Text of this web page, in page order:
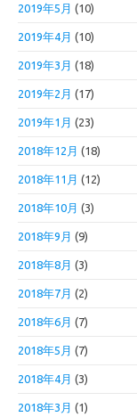
2019年5月 (10)
2019年4月 (10)
2019年3月 (18)
2019年2月 (17)
2019年1月 (23)
2018年12月 (18)
2018年11月 (12)
2018年10月 (3)
2018年9月 (9)
2018年8月 (3)
2018年7月 (2)
2018年6月 (7)
2018年5月 (7)
2018年4月 (3)
2018年3月 (1)